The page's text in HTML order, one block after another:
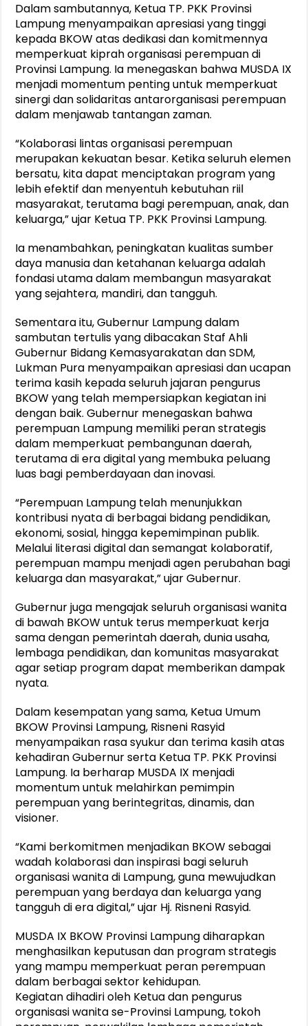
Dalam sambutannya, Ketua TP. PKK Provinsi
Lampung menyampaikan apresiasi yang tinggi
kepada BKOW atas dedikasi dan komitmennya
memperkuat kiprah organisasi perempuan di
Provinsi Lampung. Ia menegaskan bahwa MUSDA IX
menjadi momentum penting untuk memperkuat
sinergi dan solidaritas antarorganisasi perempuan
dalam menjawab tantangan zaman.
“Kolaborasi lintas organisasi perempuan
merupakan kekuatan besar. Ketika seluruh elemen
bersatu, kita dapat menciptakan program yang
lebih efektif dan menyentuh kebutuhan riil
masyarakat, terutama bagi perempuan, anak, dan
keluarga,” ujar Ketua TP. PKK Provinsi Lampung.
Ia menambahkan, peningkatan kualitas sumber
daya manusia dan ketahanan keluarga adalah
fondasi utama dalam membangun masyarakat
yang sejahtera, mandiri, dan tangguh.
Sementara itu, Gubernur Lampung dalam
sambutan tertulis yang dibacakan Staf Ahli
Gubernur Bidang Kemasyarakatan dan SDM,
Lukman Pura menyampaikan apresiasi dan ucapan
terima kasih kepada seluruh jajaran pengurus
BKOW yang telah mempersiapkan kegiatan ini
dengan baik. Gubernur menegaskan bahwa
perempuan Lampung memiliki peran strategis
dalam memperkuat pembangunan daerah,
terutama di era digital yang membuka peluang
luas bagi pemberdayaan dan inovasi.
“Perempuan Lampung telah menunjukkan
kontribusi nyata di berbagai bidang pendidikan,
ekonomi, sosial, hingga kepemimpinan publik.
Melalui literasi digital dan semangat kolaboratif,
perempuan mampu menjadi agen perubahan bagi
keluarga dan masyarakat,” ujar Gubernur.
Gubernur juga mengajak seluruh organisasi wanita
di bawah BKOW untuk terus memperkuat kerja
sama dengan pemerintah daerah, dunia usaha,
lembaga pendidikan, dan komunitas masyarakat
agar setiap program dapat memberikan dampak
nyata.
Dalam kesempatan yang sama, Ketua Umum
BKOW Provinsi Lampung, Risneni Rasyid
menyampaikan rasa syukur dan terima kasih atas
kehadiran Gubernur serta Ketua TP. PKK Provinsi
Lampung. Ia berharap MUSDA IX menjadi
momentum untuk melahirkan pemimpin
perempuan yang berintegritas, dinamis, dan
visioner.
“Kami berkomitmen menjadikan BKOW sebagai
wadah kolaborasi dan inspirasi bagi seluruh
organisasi wanita di Lampung, guna mewujudkan
perempuan yang berdaya dan keluarga yang
tangguh di era digital,” ujar Hj. Risneni Rasyid.
MUSDA IX BKOW Provinsi Lampung diharapkan
menghasilkan keputusan dan program strategis
yang mampu memperkuat peran perempuan
dalam berbagai sektor kehidupan.
Kegiatan dihadiri oleh Ketua dan pengurus
organisasi wanita se-Provinsi Lampung, tokoh